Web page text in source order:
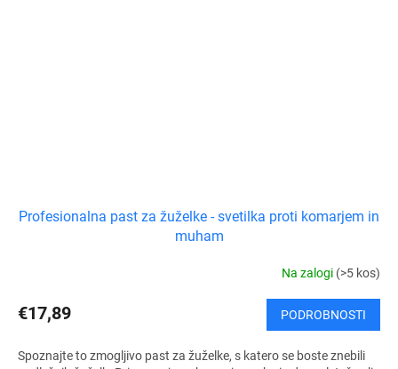
Profesionalna past za žuželke - svetilka proti komarjem in
muham
Na zalogi (>5 kos)
€17,89 PODROBNOSTI
Spoznajte to zmogljivo past za žuželke, s katero se boste znebili